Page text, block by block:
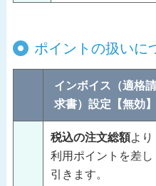
ポイントの扱いに
インボイス（適格請
求書）設定【無効】
税込の注文総額より
利用ポイントを差し
引きます。